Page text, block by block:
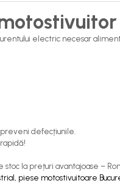
electric necesar
defecțiunile.
la prețuri avantajoase –
piese motostivuitoare